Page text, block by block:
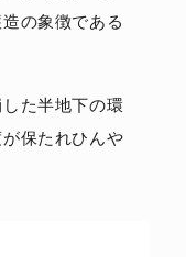
の象徴である
た半地下の環
保たれひんや